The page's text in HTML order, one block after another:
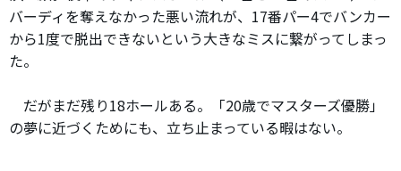
バーディを奪えなかった悪い流れが、17番パー4でバンカー
から1度で脱出できないという大きなミスに繋がってしまっ
た。
だがまだ残り18ホールある。「20歳でマスターズ優勝」
の夢に近づくためにも、立ち止まっている暇はない。